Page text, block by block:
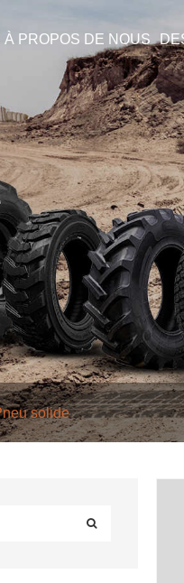
À PROPOS DE NOUS
solide